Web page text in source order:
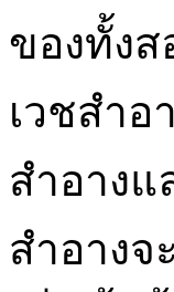
ของทั้ง
เวชสำ
สำอางแ
สำอางจ